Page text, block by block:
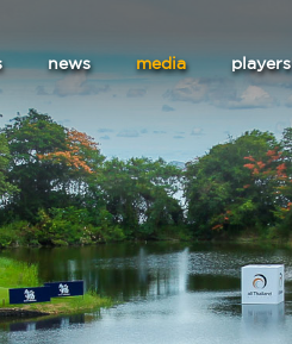
news media players